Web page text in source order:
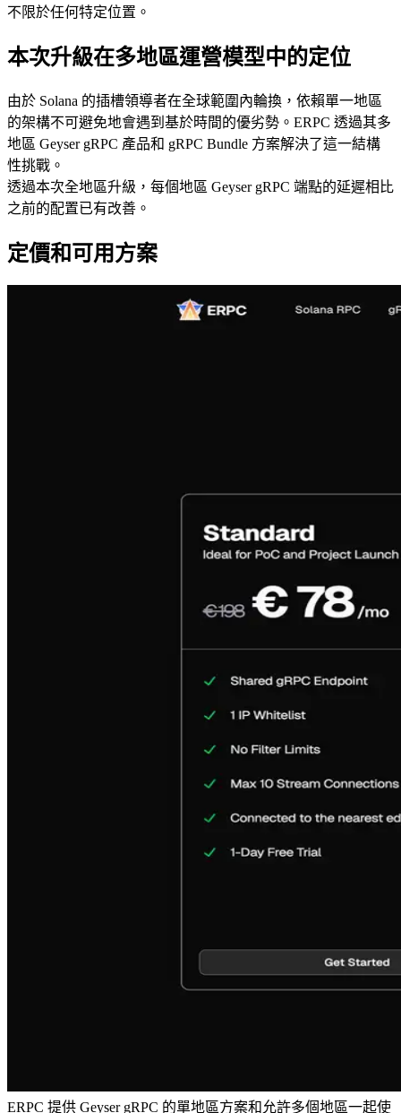
不限於任何特定位置。
本次升級在多地區運營模型中的定位
由於 Solana 的插槽領導者在全球範圍內輪換，依賴單一地區
的架構不可避免地會遇到基於時間的優劣勢。ERPC 透過其多
地區 Geyser gRPC 產品和 gRPC Bundle 方案解決了這一結構
性挑戰。
透過本次全地區升級，每個地區 Geyser gRPC 端點的延遲相比
之前的配置已有改善。
定價和可用方案
ERPC 提供 Geyser gRPC 的單地區方案和允許多個地區一起使